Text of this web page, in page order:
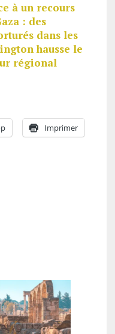
à un recours
: des
dans les
hausse le
régional
Imprimer